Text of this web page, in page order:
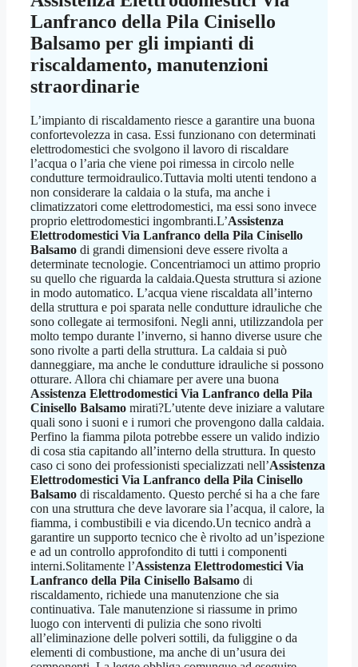
Lanfranco della Pila Cinisello
Balsamo per gli impianti di
riscaldamento, manutenzioni
straordinarie
L’impianto di riscaldamento riesce a garantire una buona
confortevolezza in casa. Essi funzionano con determinati
elettrodomestici che svolgono il lavoro di riscaldare
l’acqua o l’aria che viene poi rimessa in circolo nelle
condutture termoidraulico.Tuttavia molti utenti tendono a
non considerare la caldaia o la stufa, ma anche i
climatizzatori come elettrodomestici, ma essi sono invece
proprio elettrodomestici ingombranti.L’Assistenza
Elettrodomestici Via Lanfranco della Pila Cinisello
Balsamo di grandi dimensioni deve essere rivolta a
determinate tecnologie. Concentriamoci un attimo proprio
su quello che riguarda la caldaia.Questa struttura si azione
in modo automatico. L’acqua viene riscaldata all’interno
della struttura e poi sparata nelle condutture idrauliche che
sono collegate ai termosifoni. Negli anni, utilizzandola per
molto tempo durante l’inverno, si hanno diverse usure che
sono rivolte a parti della struttura. La caldaia si può
danneggiare, ma anche le condutture idrauliche si possono
otturare. Allora chi chiamare per avere una buona
Assistenza Elettrodomestici Via Lanfranco della Pila
Cinisello Balsamo mirati?L’utente deve iniziare a valutare
quali sono i suoni e i rumori che provengono dalla caldaia.
Perfino la fiamma pilota potrebbe essere un valido indizio
di cosa stia capitando all’interno della struttura. In questo
caso ci sono dei professionisti specializzati nell’Assistenza
Elettrodomestici Via Lanfranco della Pila Cinisello
Balsamo di riscaldamento. Questo perché si ha a che fare
con una struttura che deve lavorare sia l’acqua, il calore, la
fiamma, i combustibili e via dicendo.Un tecnico andrà a
garantire un supporto tecnico che è rivolto ad un’ispezione
e ad un controllo approfondito di tutti i componenti
interni.Solitamente l’Assistenza Elettrodomestici Via
Lanfranco della Pila Cinisello Balsamo di
riscaldamento, richiede una manutenzione che sia
continuativa. Tale manutenzione si riassume in primo
luogo con interventi di pulizia che sono rivolti
all’eliminazione delle polveri sottili, da fuliggine o da
elementi di combustione, ma anche di un’usura dei